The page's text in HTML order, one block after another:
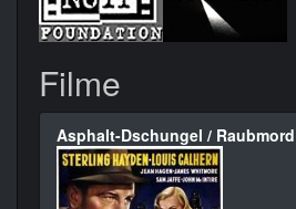
Filme
Asphalt-Dschungel / Raubmord